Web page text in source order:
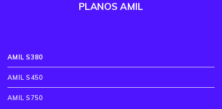
PLANOS AMIL
AMIL S380
AMIL S450
AMIL S750